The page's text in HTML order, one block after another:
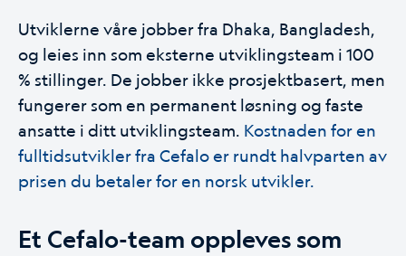
Utviklerne våre jobber fra Dhaka, Bangladesh,
og leies inn som eksterne utviklingsteam i 100
% stillinger. De jobber ikke prosjektbasert, men
fungerer som en permanent løsning og faste
ansatte i ditt utviklingsteam. Kostnaden for en
fulltidsutvikler fra Cefalo er rundt halvparten av
prisen du betaler for en norsk utvikler.
Et Cefalo-team oppleves som